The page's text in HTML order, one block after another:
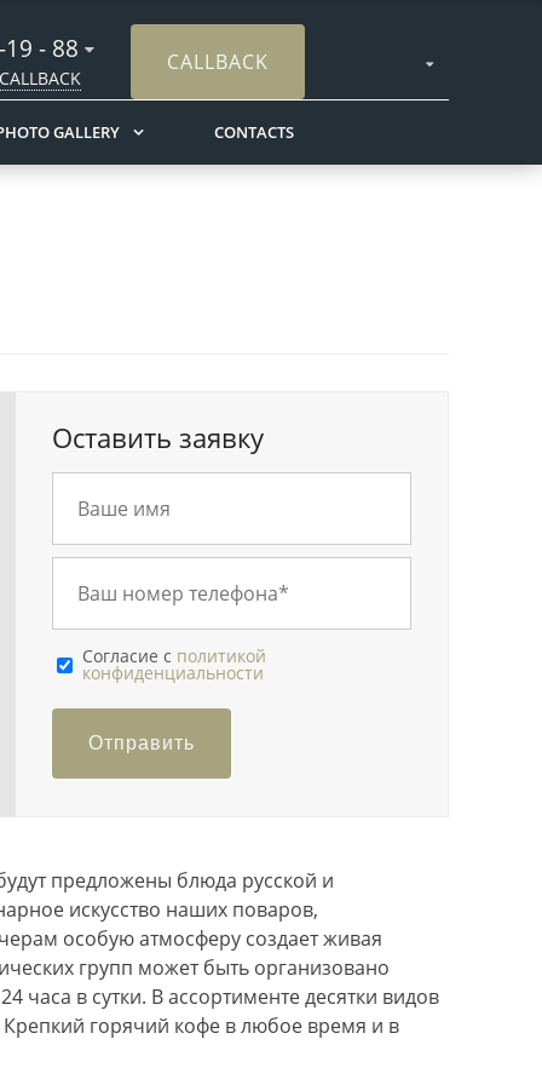
- 88
CALLBACK
CALLBACK
GALLERY CONTACTS
Проведение свадеб со скидкой 30%
Оставить заявку
Cогласие с политикой
конфиденциальности
Отправить
предложены блюда русской и
искусство наших поваров,
особую атмосферу создает живая
групп может быть организовано
часа в сутки. В ассортименте десятки видов
горячий кофе в любое время и в